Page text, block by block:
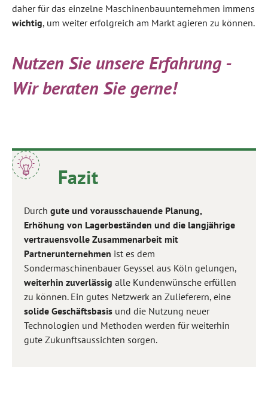
daher für das einzelne Maschinenbauunternehmen immens
wichtig, um weiter erfolgreich am Markt agieren zu können.
Nutzen Sie unsere Erfahrung -
Wir beraten Sie gerne!
Fazit
Durch gute und vorausschauende Planung,
Erhöhung von Lagerbeständen und die langjährige
vertrauensvolle Zusammenarbeit mit
Partnerunternehmen ist es dem
Sondermaschinenbauer Geyssel aus Köln gelungen,
weiterhin zuverlässig alle Kundenwünsche erfüllen
zu können. Ein gutes Netzwerk an Zulieferern, eine
solide Geschäftsbasis und die Nutzung neuer
Technologien und Methoden werden für weiterhin
gute Zukunftsaussichten sorgen.